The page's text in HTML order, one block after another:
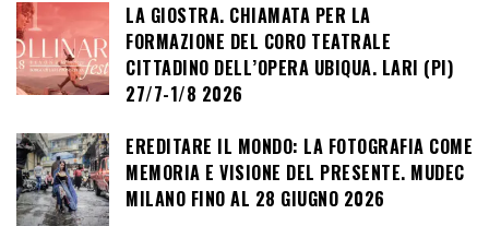
LA GIOSTRA. CHIAMATA PER LA
FORMAZIONE DEL CORO TEATRALE
CITTADINO DELL’OPERA UBIQUA. LARI (PI)
27/7-1/8 2026
EREDITARE IL MONDO: LA FOTOGRAFIA COME
MEMORIA E VISIONE DEL PRESENTE. MUDEC
MILANO FINO AL 28 GIUGNO 2026